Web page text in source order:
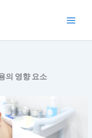
의 영향 요소